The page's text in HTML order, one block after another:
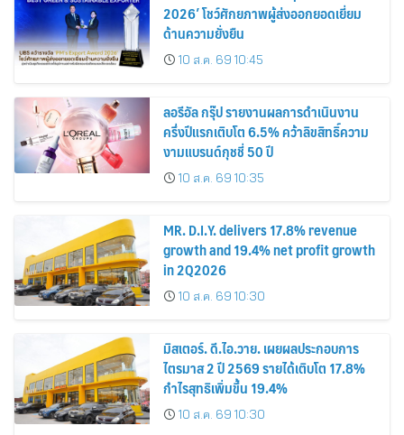
2026’ โชว์ศักยภาพผู้ส่งออกยอดเยี่ยม
ด้านความยั่งยืน
10 ส.ค. 69 10:45
ลอรีอัล กรุ๊ป รายงานผลการดำเนินงาน
ครึ่งปีแรกเติบโต 6.5% คว้าลิขสิทธิ์ความ
งามแบรนด์กุชชี่ 50 ปี
10 ส.ค. 69 10:35
MR. D.I.Y. delivers 17.8% revenue
growth and 19.4% net profit growth
in 2Q2026
10 ส.ค. 69 10:30
มิสเตอร์. ดี.ไอ.วาย. เผยผลประกอบการ
ไตรมาส 2 ปี 2569 รายได้เติบโต 17.8%
กำไรสุทธิเพิ่มขึ้น 19.4%
10 ส.ค. 69 10:30